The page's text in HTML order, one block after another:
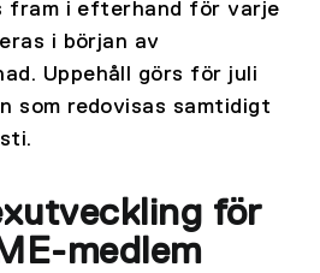
fram i efterhand för varje
i början av
Uppehåll görs för juli
som redovisas samtidigt
för
medlem